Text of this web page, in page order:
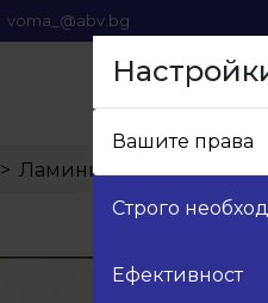
voma_@abv.bg
Вашите права
Строго
Ефективност
> Ламинирано ПДЧ